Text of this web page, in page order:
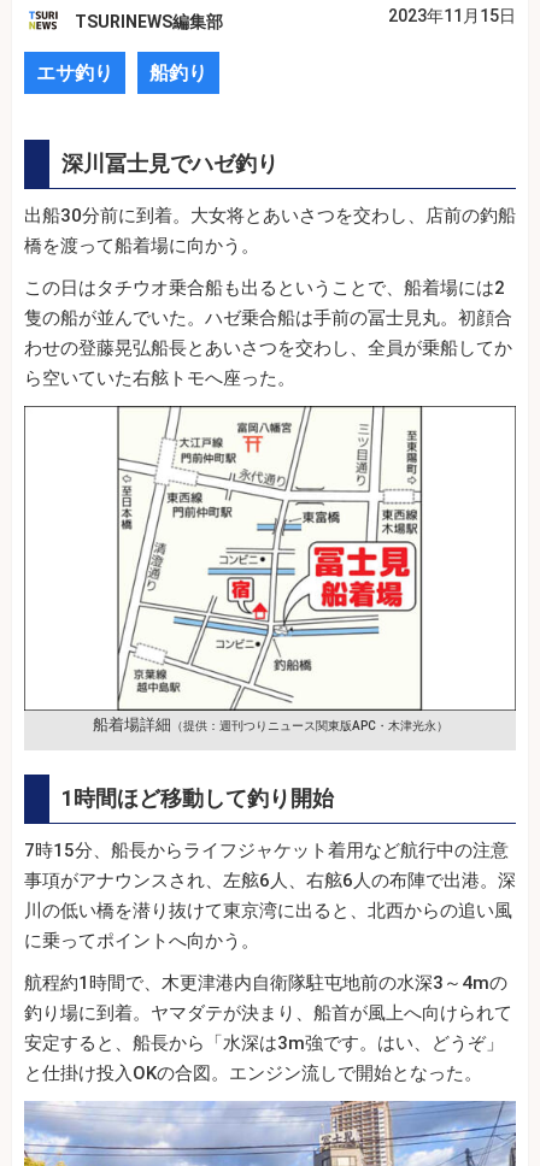
TSURINEWS編集部 2023年11月15日
エサ釣り 船釣り
深川冨士見でハゼ釣り
出船30分前に到着。大女将とあいさつを交わし、店前の釣船
橋を渡って船着場に向かう。
この日はタチウオ乗合船も出るということで、船着場には2
隻の船が並んでいた。ハゼ乗合船は手前の冨士見丸。初顔合
わせの登藤晃弘船長とあいさつを交わし、全員が乗船してか
ら空いていた右舷トモへ座った。
船着場詳細 （提供：週刊つりニュース関東版APC・木津光永）
1時間ほど移動して釣り開始
7時15分、船長からライフジャケット着用など航行中の注意
事項がアナウンスされ、左舷6人、右舷6人の布陣で出港。深
川の低い橋を潜り抜けて東京湾に出ると、北西からの追い風
に乗ってポイントへ向かう。
航程約1時間で、木更津港内自衛隊駐屯地前の水深3～4mの
釣り場に到着。ヤマダテが決まり、船首が風上へ向けられて
安定すると、船長から「水深は3m強です。はい、どうぞ」
と仕掛け投入OKの合図。エンジン流しで開始となった。